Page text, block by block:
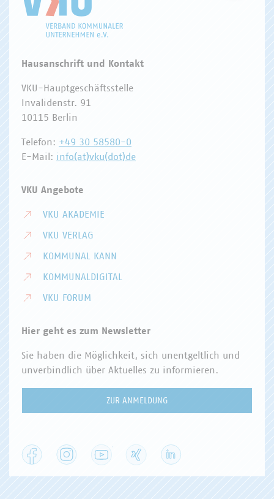
Hausanschrift und Kontakt
VKU-Hauptgeschäftsstelle
Invalidenstr. 91
10115 Berlin
Telefon: +49 30 58580-0
E-Mail: info(at)vku(dot)de
VKU Angebote
VKU AKADEMIE
VKU VERLAG
KOMMUNAL KANN
KOMMUNALDIGITAL
VKU FORUM
Hier geht es zum Newsletter
Sie haben die Möglichkeit, sich unentgeltlich und
unverbindlich über Aktuelles zu informieren.
ZUR ANMELDUNG
Facebook Instagram YouTube